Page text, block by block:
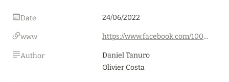
Date 24/06/2022
www https://www.facebook.com/100001630940002/posts/pfbid0h4JgaFh3esgqtGZogcRMWGEz7Szw2mkyXF9ZbWu7rG13xknu8ZTL1dtYLmM5tkZDl/?sfnsn=mo
Author
Daniel Tanuro
Olivier Costa